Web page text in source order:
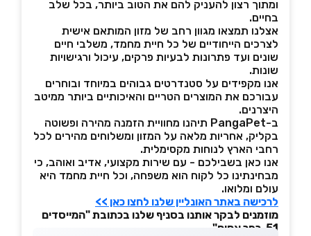
ומתוך רצון להעניק להם את הטוב ביותר, בכל שלב
בחיים.
אצלנו תמצאו מגוון רחב של מזון המותאם אישית
לצרכים הייחודיים של כל חיית מחמד, משלבי חיים
שונים ועד פתרונות לבעיות פרקים, עיכול ורגישויות
שונות.
אנו מקפידים על סטנדרטים גבוהים במיוחד ובוחרים
עבורכם את המוצרים הטריים והאיכותיים ביותר ממיטב
היצרנים.
ב-PangaPet תיהנו מחוויית הזמנה מהירה ופשוטה
בקליק, אחריות מלאה על המזון ומשלוחים מהירים לכל
רחבי הארץ לנוחות מקסימלית.
אנו כאן בשבילכם - עם שירות מקצועי, אדיב ואוהב, כי
מבחינתינו כל לקוח הוא משפחה, וכל חיית מחמד היא
עולם ומלואו.
לרכישה באתר האונליין שלנו לחצו כאן >>
מוזמנים לבקר אותנו בסניף שלנו בכתובת "המייסדים
51, כפר אחים"